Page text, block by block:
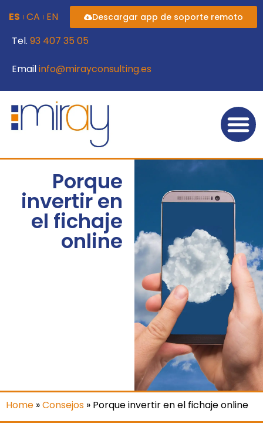
Tel. 93 407 35 05
Emailinfo@mirayconsulting.es
Descargar app de soporte remoto
ES CA EN
Porque
invertir en
el fichaje
online
Home »Consejos » Porque invertir en el fichaje online